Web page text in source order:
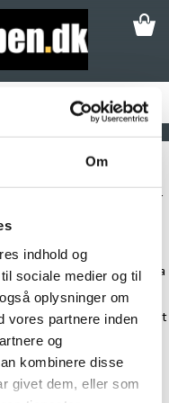
Om
indhold og
sociale medier og til
oplysninger om
vores partnere inden
og
kombinere disse
givet dem, eller som
, der i over 30 år
af sikringsprodukter.
af vores
til yderst
produkter kan købes via
og ønsker, som ikke er at
til at kontakte os for
vi en god løsning på det